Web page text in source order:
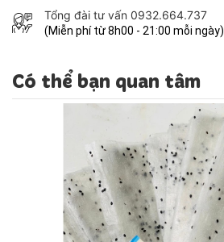
Tổng đài tư vấn 0932.664.737
(Miễn phí từ 8h00 - 21:00 mỗi ngày)
Có thể bạn quan tâm